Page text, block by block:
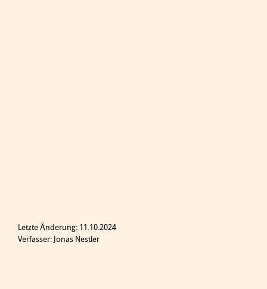
Letzte Änderung: 11.10.2024
Verfasser: Jonas Nestler